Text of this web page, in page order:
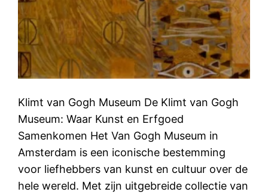
Klimt van Gogh Museum De Klimt van Gogh
Museum: Waar Kunst en Erfgoed
Samenkomen Het Van Gogh Museum in
Amsterdam is een iconische bestemming
voor liefhebbers van kunst en cultuur over de
hele wereld. Met zijn uitgebreide collectie van